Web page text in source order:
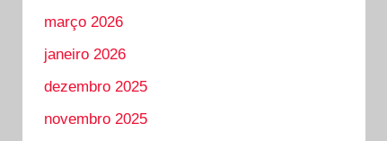
março 2026
janeiro 2026
dezembro 2025
novembro 2025